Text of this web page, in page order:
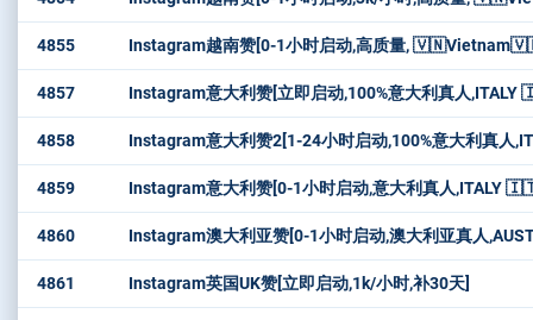
4855 Instagram越南赞[0-1小时启动,高质量,
4857 Instagram意大利赞[立即启动,100%意大利真人
4858 Instagram意大利赞2[1-24小时启动,100%意大利真人
4859 Instagram意大利赞[0-1小时启动,意大利真人,ITALY
4860 Instagram澳大利亚赞[0-1小时启动,澳大利亚真人
4861 Instagram英国UK赞[立即启动,1k/小时,补30天]